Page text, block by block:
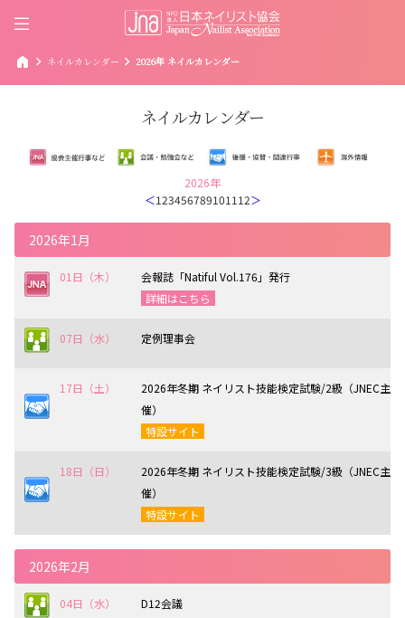
home chevron_right ネイルカレンダー chevron_right 2026年 ネイルカレンダー
ネイルカレンダー
2026年
＜1234567891011 12＞
2026年1月
01日（木）
会報誌「Natiful Vol.176」発行
詳細はこちら
07日（水） 定例理事会
17日（土）
2026年冬期 ネイリスト技能検定試験/2級（JNEC主
催）
特設サイト
18日（日）
2026年冬期 ネイリスト技能検定試験/3級（JNEC主
催）
特設サイト
2026年2月
04日（水） D12会議